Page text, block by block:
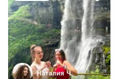
Наталия Ч.